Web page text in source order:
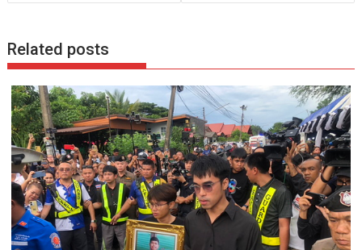
Related posts